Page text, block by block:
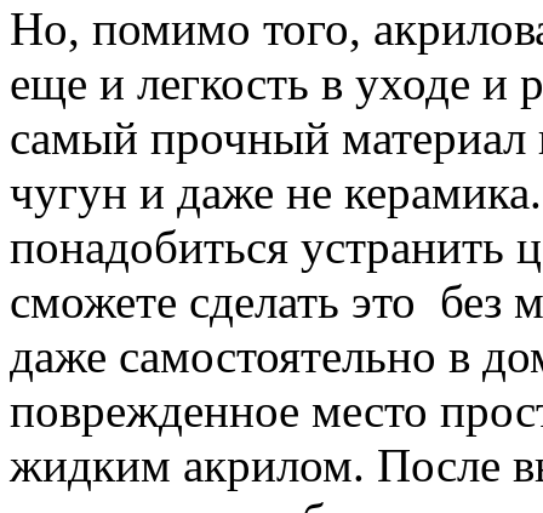
Но, помимо того,
еще и легкость в уходе и
самый прочный материал
чугун и даже не
понадобиться
сможете сделать это
даже самостоятельно в
поврежденное место
жидким акрилом. После